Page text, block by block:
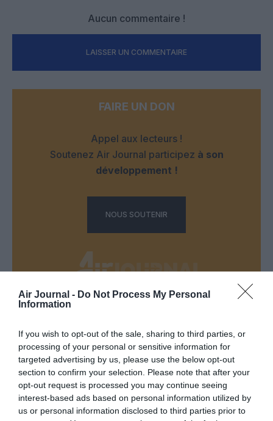
Air Journal - Do Not Process My Personal
Information
If you wish to opt-out of the sale, sharing to third parties, or
processing of your personal or sensitive information for
targeted advertising by us, please use the below opt-out
section to confirm your selection. Please note that after your
opt-out request is processed you may continue seeing
interest-based ads based on personal information utilized by
us or personal information disclosed to third parties prior to
Aucun commentaire !
LAISSER UN COMMENTAIRE
FAIRE UN DON
Appel aux lecteurs !
Soutenez Air Journal participez à son
développement !
NOUS SOUTENIR
Vincenta commenté l'article :
Flynas ouvre une ligne directe entre Médine et
Bruxelles